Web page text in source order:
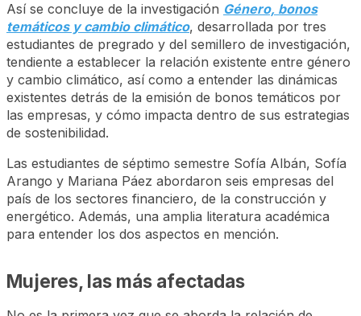
Así se concluye de la investigación Género, bonos
temáticos y cambio climático, desarrollada por tres
estudiantes de pregrado y del semillero de investigación,
tendiente a establecer la relación existente entre género
y cambio climático, así como a entender las dinámicas
existentes detrás de la emisión de bonos temáticos por
las empresas, y cómo impacta dentro de sus estrategias
de sostenibilidad.
Las estudiantes de séptimo semestre Sofía Albán, Sofía
Arango y Mariana Páez abordaron seis empresas del
país de los sectores financiero, de la construcción y
energético. Además, una amplia literatura académica
para entender los dos aspectos en mención.
Mujeres, las más afectadas